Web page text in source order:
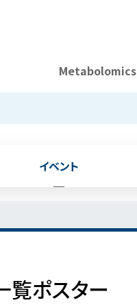
Metabolomics
イベント
覧ポスター